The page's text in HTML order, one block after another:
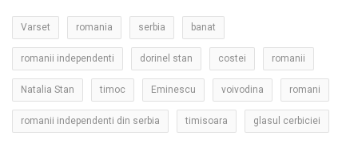
Varset romania serbia banat
romanii independenti dorinel stan costei romanii
Natalia Stan timoc Eminescu voivodina romani
romanii independenti din serbia timisoara glasul cerbiciei